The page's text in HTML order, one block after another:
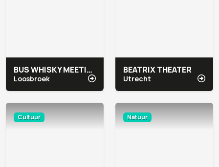
BUS WHISKY MEETING & EVENTS
Loosbroek
BEATRIX THEATER
Utrecht
Cultuur Natuur